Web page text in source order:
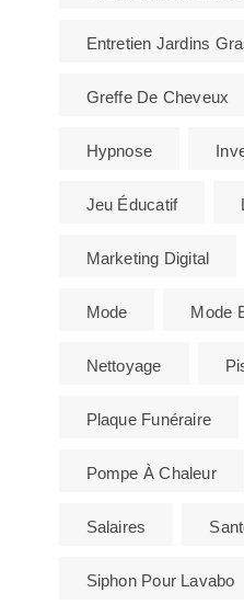
Entretien Jardins
Greffe De Cheveux
Hypnose
Jeu Éducatif
Marketing Digital
Mode Mode
Nettoyage
Plaque Funéraire
Pompe À Chaleur
Salaires
Siphon Pour Lavabo